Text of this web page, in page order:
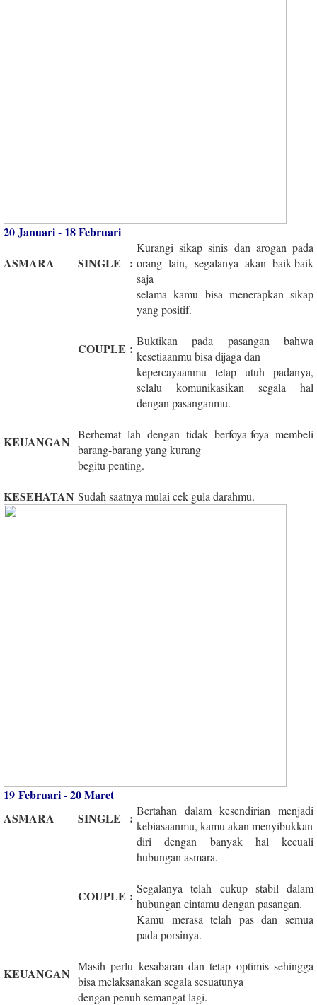
20 Januari - 18 Februari
ASMARA
SINGLE :
Kurangi sikap sinis dan arogan pada
orang lain, segalanya akan baik-baik
saja
selama kamu bisa menerapkan sikap
yang positif.
COUPLE : Buktikan pada pasangan bahwa
kesetiaanmu bisa dijaga dan
kepercayaanmu tetap utuh padanya,
selalu komunikasikan segala hal
dengan pasanganmu.
KEUANGAN Berhemat lah dengan tidak berfoya-foya membeli
barang-barang yang kurang
begitu penting.
KESEHATAN Sudah saatnya mulai cek gula darahmu.
19 Februari - 20 Maret
ASMARA
SINGLE : Bertahan dalam kesendirian menjadi
kebiasaanmu, kamu akan menyibukkan
diri dengan banyak hal kecuali
hubungan asmara.
COUPLE : Segalanya telah cukup stabil dalam
hubungan cintamu dengan pasangan.
Kamu merasa telah pas dan semua
pada porsinya.
KEUANGAN Masih perlu kesabaran dan tetap optimis sehingga
bisa melaksanakan segala sesuatunya
dengan penuh semangat lagi.